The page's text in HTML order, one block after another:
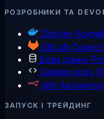
РОЗРОБНИКИ ТА
Docker
GitLab
Бази даних
Сервер коду
n8n
ЗАПУСК І ТРЕЙДИНГ